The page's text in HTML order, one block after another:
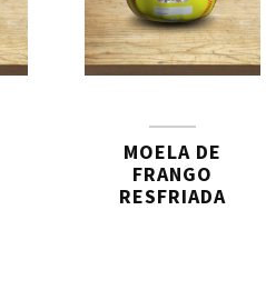
MOELA DE
FRANGO
RESFRIADA